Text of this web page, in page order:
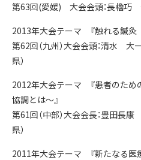
第63回(愛媛) 大会会頭：長櫓巧
2013年大会テーマ 『触れる鍼灸
第62回（九州）大会会頭：清水 大
県）
2012年大会テーマ 『患者のた
協調とは～』
第61回（中部）大会会長：豊田長
県）
2011年大会テーマ 『新たなる